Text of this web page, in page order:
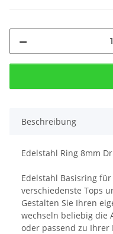
Beschreibung
Edelstahl Ring 8mm
Edelstahl Basisring
verschiedenste Tops
Gestalten Sie Ihren
wechseln beliebig die
oder passend zu Ihrer